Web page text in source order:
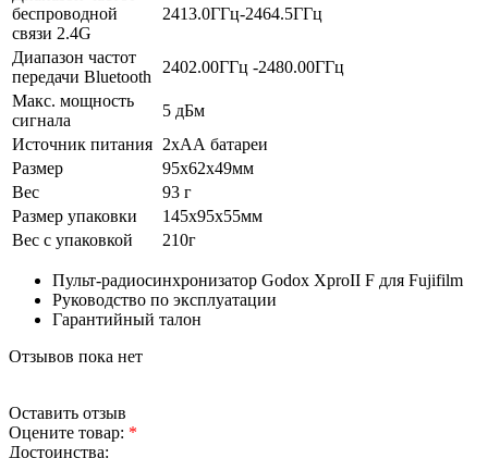
беспроводной
связи 2.4G
2413.0ГГц-2464.5ГГц
Диапазон частот
передачи Bluetooth
2402.00ГГц -2480.00ГГц
Макс. мощность
сигнала
5 дБм
Источник питания 2хАА батареи
Размер
95х62х49мм
Вес
93 г
Размер упаковки
145х95х55мм
Вес с упаковкой
210г
Пульт-радиосинхронизатор Godox XproII F для Fujifilm
Руководство по эксплуатации
Гарантийный талон
Отзывов пока нет
Оставить отзыв
Оцените товар: *
Достоинства: